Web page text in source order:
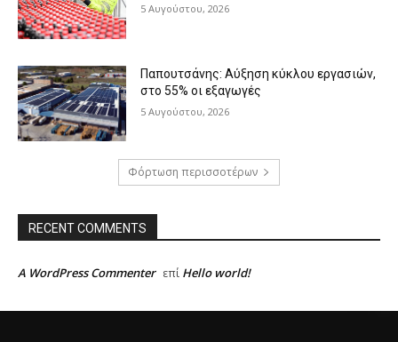
5 Αυγούστου, 2026
Παπουτσάνης: Αύξηση κύκλου εργασιών,
στο 55% οι εξαγωγές
5 Αυγούστου, 2026
Φόρτωση περισσοτέρων
RECENT COMMENTS
A WordPress Commenter επί Hello world!